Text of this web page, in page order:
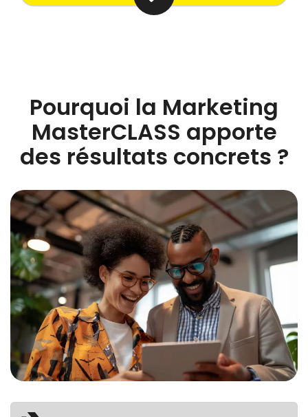
Pourquoi la Marketing
MasterCLASS apporte
des résultats concrets ?